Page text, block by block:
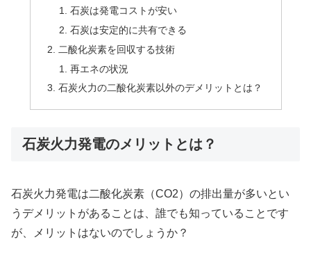
石炭は発電コストが安い
石炭は安定的に共有できる
二酸化炭素を回収する技術
再エネの状況
石炭火力の二酸化炭素以外のデメリットとは？
石炭火力発電のメリットとは？
石炭火力発電は二酸化炭素（CO2）の排出量が多いとい
うデメリットがあることは、誰でも知っていることです
が、メリットはないのでしょうか？